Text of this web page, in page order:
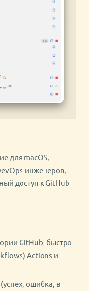
для macOS,
инженеров,
доступ к GitHub
GitHub, быстро
Actions и
(успех, ошибка, в